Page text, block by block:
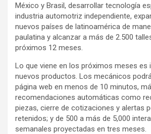
México y Brasil, desarrollar tecnología
industria automotriz independiente,
nuevos países de latinoamérica de
paulatina y alcanzar a más de 2.500
próximos 12 meses.
Lo que viene en los próximos meses es
nuevos productos. Los mecánicos
página web en menos de 10 minutos,
recomendaciones automáticas como
piezas, cierre de cotizaciones y alertas
retenidos; y de 500 a más de 5,000
semanales proyectadas en tres meses.